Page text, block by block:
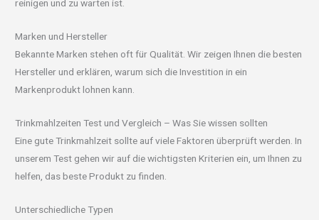
reinigen und zu warten ist.
Marken und Hersteller
Bekannte Marken stehen oft für Qualität. Wir zeigen Ihnen die besten
Hersteller und erklären, warum sich die Investition in ein
Markenprodukt lohnen kann.
Trinkmahlzeiten Test und Vergleich – Was Sie wissen sollten
Eine gute Trinkmahlzeit sollte auf viele Faktoren überprüft werden. In
unserem Test gehen wir auf die wichtigsten Kriterien ein, um Ihnen zu
helfen, das beste Produkt zu finden.
Unterschiedliche Typen